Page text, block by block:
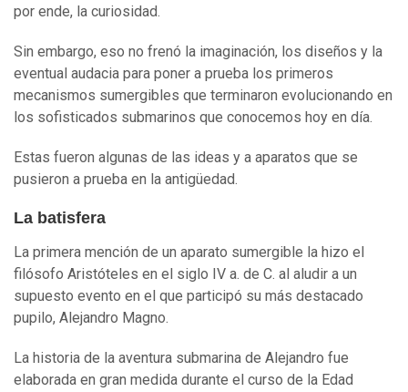
por ende, la curiosidad.
Sin embargo, eso no frenó la imaginación, los diseños y la
eventual audacia para poner a prueba los primeros
mecanismos sumergibles que terminaron evolucionando en
los sofisticados submarinos que conocemos hoy en día.
Estas fueron algunas de las ideas y a aparatos que se
pusieron a prueba en la antigüedad.
La batisfera
La primera mención de un aparato sumergible la hizo el
filósofo Aristóteles en el siglo IV a. de C. al aludir a un
supuesto evento en el que participó su más destacado
pupilo, Alejandro Magno.
La historia de la aventura submarina de Alejandro fue
elaborada en gran medida durante el curso de la Edad